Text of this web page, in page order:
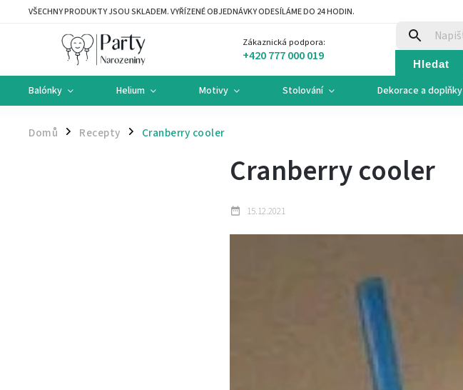
VŠECHNY PRODUKTY JSOU SKLADEM. VYŘÍZENÉ OBJEDNÁVKY ODESÍLÁME DO 24 HODIN.
Zákaznická podpora:
+420 777 000 019 Hledat
Balónky Helium Motivy Stolování Dekorace a doplňky
Domů / Recepty / Cranberry cooler
Cranberry cooler
15.12.2021